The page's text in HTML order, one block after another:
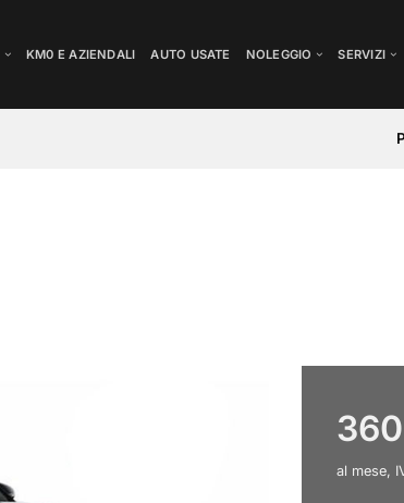
KM0 E AZIENDALI AUTO USATE NOLEGGIO SERVIZI
al mese,